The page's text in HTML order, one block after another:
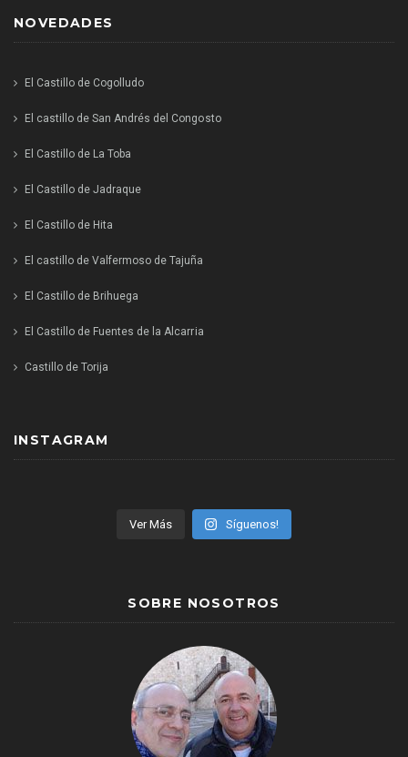
NOVEDADES
El Castillo de Cogolludo
El castillo de San Andrés del Congosto
El Castillo de La Toba
El Castillo de Jadraque
El Castillo de Hita
El castillo de Valfermoso de Tajuña
El Castillo de Brihuega
El Castillo de Fuentes de la Alcarria
Castillo de Torija
INSTAGRAM
Ver Más Síguenos!
SOBRE NOSOTROS